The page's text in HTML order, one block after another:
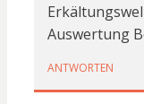
Auswertung
ANTWORTEN